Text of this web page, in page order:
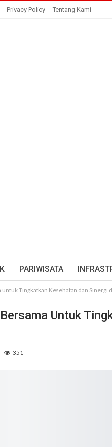
Privacy Policy Tentang Kami
PARIWISATA
untuk Tingkatkan Kesehatan dan Sinergi
Untuk
351